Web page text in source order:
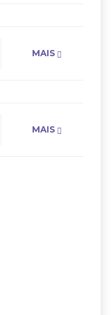
MAIS
MAIS